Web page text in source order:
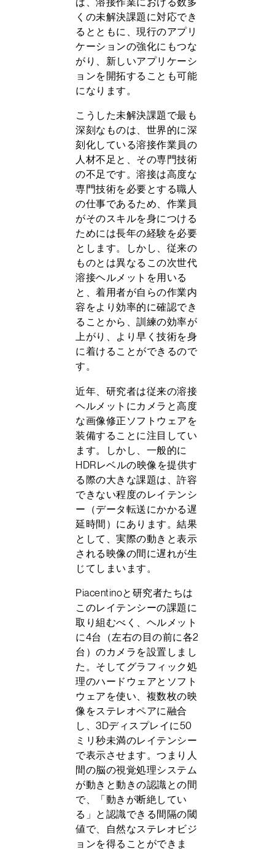
くの未解決課題に対応でき
るとともに、現行のアプリ
ケーションの強化にもつな
がり、新しいアプリケーシ
ョンを開拓することも可能
になります。
こうした未解決課題で最も
深刻なものは、世界的に深
刻化している溶接作業員の
人材不足と、その専門技術
の不足です。溶接は高度な
専門技術を必要とする職人
の仕事であるため、作業員
がそのスキルを身につける
ためには長年の経験を必要
とします。しかし、従来の
ものとは異なるこの次世代
溶接ヘルメットを用いる
と、着用者が自らの作業内
容をより効率的に確認でき
ることから、訓練の効率が
上がり、より早く技術を身
に着けることができるので
す。
近年、研究者は従来の溶接
ヘルメットにカメラと高度
な画像修正ソフトウェアを
装備することに注目してい
ます。しかし、一般的に
HDRレベルの映像を提供す
る際の大きな課題は、許容
できない程度のレイテンシ
ー（データ転送にかかる遅
延時間）にあります。結果
として、実際の動きと表示
される映像の間に遅れが生
じてしまいます。
Piacentinoと研究者たちは
このレイテンシーの課題に
取り組むべく、ヘルメット
に4台（左右の目の前に各2
台）のカメラを設置しまし
た。そしてグラフィック処
理のハードウェアとソフト
ウェアを使い、複数枚の映
像をステレオペアに融合
し、3Dディスプレイに50
ミリ秒未満のレイテンシー
で表示させます。つまり人
間の脳の視覚処理システム
が動きと動きの認識との間
で、「動きが断絶してい
る」と認識できる間隔の閾
値で、自然なステレオビジ
ョンを得ることができま